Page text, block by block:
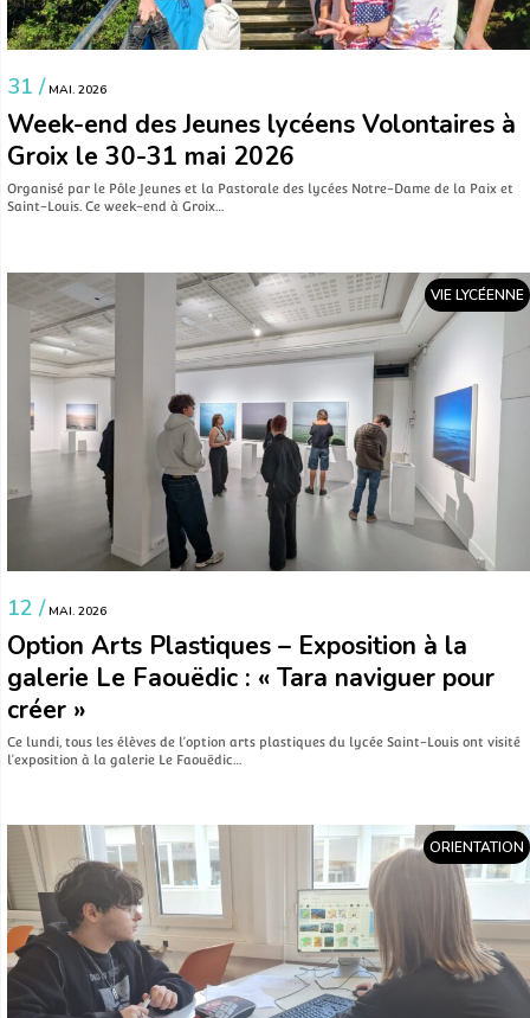
31 / MAI. 2026
Week-end des Jeunes lycéens Volontaires à
Groix le 30-31 mai 2026
Organisé par le Pôle Jeunes et la Pastorale des lycées Notre-Dame de la Paix et
Saint-Louis. Ce week-end à Groix…
VIE LYCÉENNE
12 / MAI. 2026
Option Arts Plastiques – Exposition à la
galerie Le Faouëdic : « Tara naviguer pour
créer »
Ce lundi, tous les élèves de l’option arts plastiques du lycée Saint-Louis ont visité
l’exposition à la galerie Le Faouëdic…
ORIENTATION